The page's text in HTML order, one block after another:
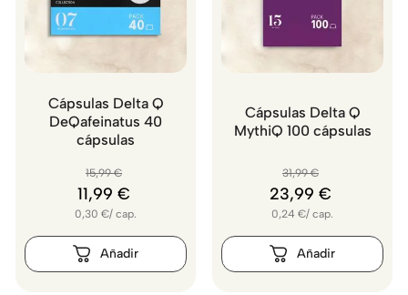
Cápsulas Delta Q
DeQafeinatus 40
cápsulas
15,99 €
11,99 €
0,30 €/ cap.
Cápsulas Delta Q
MythiQ 100 cápsulas
31,99 €
23,99 €
0,24 €/ cap.